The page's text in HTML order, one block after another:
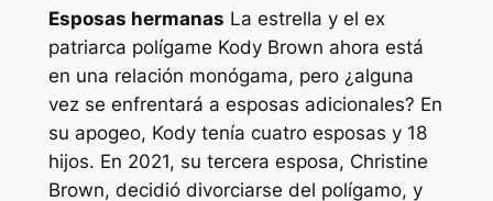
Esposas hermanas La estrella y el ex
patriarca polígame Kody Brown ahora está
en una relación monógama, pero ¿alguna
vez se enfrentará a esposas adicionales? En
su apogeo, Kody tenía cuatro esposas y 18
hijos. En 2021, su tercera esposa, Christine
Brown, decidió divorciarse del polígamo, y